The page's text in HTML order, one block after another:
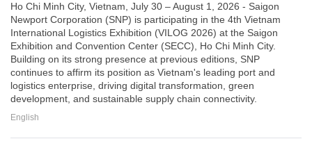
Ho Chi Minh City, Vietnam, July 30 – August 1, 2026 - Saigon
Newport Corporation (SNP) is participating in the 4th Vietnam
International Logistics Exhibition (VILOG 2026) at the Saigon
Exhibition and Convention Center (SECC), Ho Chi Minh City.
Building on its strong presence at previous editions, SNP
continues to affirm its position as Vietnam's leading port and
logistics enterprise, driving digital transformation, green
development, and sustainable supply chain connectivity.
English